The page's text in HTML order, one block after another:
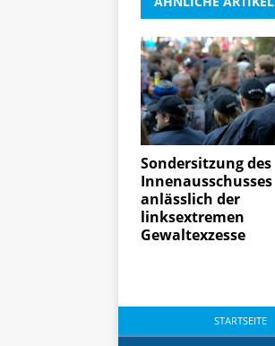
Sondersitzung des
Innenausschusses
anlässlich der
linksextremen
Gewaltexzesse
STARTSEITE